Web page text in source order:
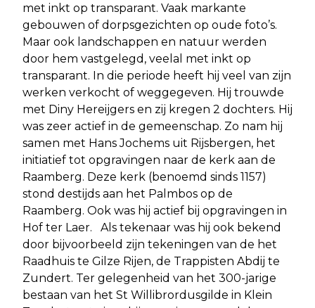
met inkt op transparant. Vaak markante
gebouwen of dorpsgezichten op oude foto’s.
Maar ook landschappen en natuur werden
door hem vastgelegd, veelal met inkt op
transparant. In die periode heeft hij veel van zijn
werken verkocht of weggegeven. Hij trouwde
met Diny Hereijgers en zij kregen 2 dochters. Hij
was zeer actief in de gemeenschap. Zo nam hij
samen met Hans Jochems uit Rijsbergen, het
initiatief tot opgravingen naar de kerk aan de
Raamberg. Deze kerk (benoemd sinds 1157)
stond destijds aan het Palmbos op de
Raamberg. Ook was hij actief bij opgravingen in
Hof ter Laer. Als tekenaar was hij ook bekend
door bijvoorbeeld zijn tekeningen van de het
Raadhuis te Gilze Rijen, de Trappisten Abdij te
Zundert. Ter gelegenheid van het 300-jarige
bestaan van het St Willibrordusgilde in Klein